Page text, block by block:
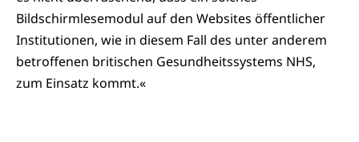
Bildschirmlesemodul auf den Websites öffentlicher
Institutionen, wie in diesem Fall des unter anderem
betroffenen britischen Gesundheitssystems NHS,
zum Einsatz kommt.«